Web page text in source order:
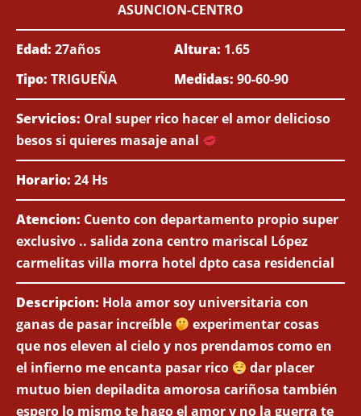
ASUNCION-CENTRO
Edad: 27años Altura: 1.65
Tipo: TRIGUEÑA Medidas: 90-60-90
Servicios: Oral super rico hacer el amor delicioso
besos si quieres masaje anal
Horario: 24 Hs
Atencion: Cuento con departamento propio super
exclusivo .. salida zona centro mariscal López
carmelitas villa morra hotel dpto casa residencial
Descripcion: Hola amor soy universitaria con
ganas de pasar increíble
experimentar cosas
que nos eleven al cielo y nos prendamos como en
el infierno me encanta pasar rico
dar placer
mutuo bien depiladita amorosa cariñosa también
espero lo mismo te hago el amor y no la guerra te